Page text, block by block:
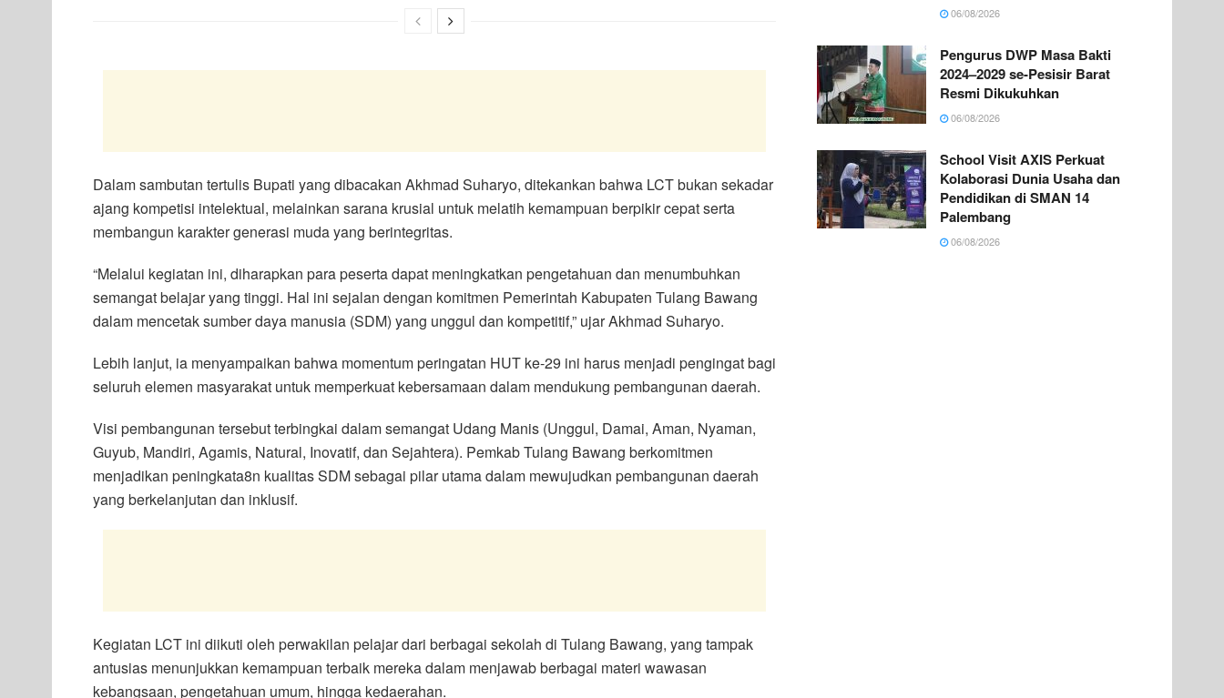
Dalam sambutan tertulis Bupati yang dibacakan Akhmad Suharyo, ditekankan bahwa LCT bukan sekadar
ajang kompetisi intelektual, melainkan sarana krusial untuk melatih kemampuan berpikir cepat serta
membangun karakter generasi muda yang berintegritas.
“Melalui kegiatan ini, diharapkan para peserta dapat meningkatkan pengetahuan dan menumbuhkan
semangat belajar yang tinggi. Hal ini sejalan dengan komitmen Pemerintah Kabupaten Tulang Bawang
dalam mencetak sumber daya manusia (SDM) yang unggul dan kompetitif,” ujar Akhmad Suharyo.
Lebih lanjut, ia menyampaikan bahwa momentum peringatan HUT ke-29 ini harus menjadi pengingat bagi
seluruh elemen masyarakat untuk memperkuat kebersamaan dalam mendukung pembangunan daerah.
Visi pembangunan tersebut terbingkai dalam semangat Udang Manis (Unggul, Damai, Aman, Nyaman,
Guyub, Mandiri, Agamis, Natural, Inovatif, dan Sejahtera). Pemkab Tulang Bawang berkomitmen
menjadikan peningkata8n kualitas SDM sebagai pilar utama dalam mewujudkan pembangunan daerah
yang berkelanjutan dan inklusif.
Kegiatan LCT ini diikuti oleh perwakilan pelajar dari berbagai sekolah di Tulang Bawang, yang tampak
antusias menunjukkan kemampuan terbaik mereka dalam menjawab berbagai materi wawasan
kebangsaan, pengetahuan umum, hingga kedaerahan.
06/08/2026
Pengurus DWP Masa Bakti
2024–2029 se-Pesisir Barat
Resmi Dikukuhkan
06/08/2026
School Visit AXIS Perkuat
Kolaborasi Dunia Usaha dan
Pendidikan di SMAN 14
Palembang
06/08/2026